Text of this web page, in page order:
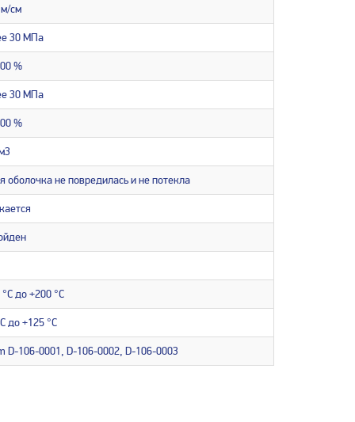
см
30 МПа
%
30 МПа
%
оболочка не повредилась и не потекла
до +200 °С
до +125 °С
D-106-0001, D-106-0002, D-106-0003